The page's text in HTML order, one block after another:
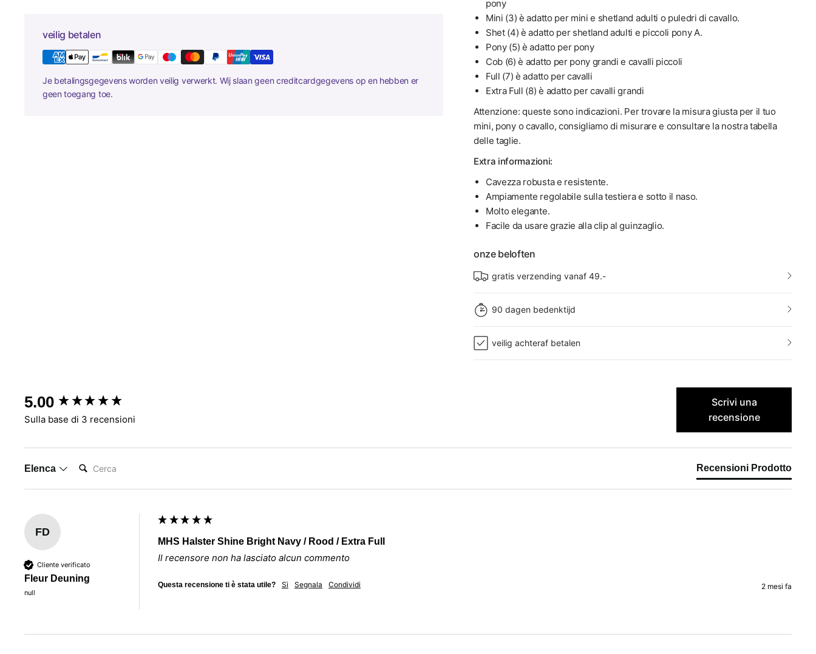
pony
Mini (3) è adatto per mini e shetland adulti o puledri di cavallo.
Shet (4) è adatto per shetland adulti e piccoli pony A.
Pony (5) è adatto per pony
Cob (6) è adatto per pony grandi e cavalli piccoli
Full (7) è adatto per cavalli
Extra Full (8) è adatto per cavalli grandi
Attenzione: queste sono indicazioni. Per trovare la misura giusta per il tuo
mini, pony o cavallo, consigliamo di misurare e consultare la nostra tabella
delle taglie.
Extra informazioni:
Cavezza robusta e resistente.
Ampiamente regolabile sulla testiera e sotto il naso.
Molto elegante.
Facile da usare grazie alla clip al guinzaglio.
onze beloften
gratis verzending vanaf 49.-
90 dagen bedenktijd
veilig achteraf betalen
veilig betalen
Je betalingsgegevens worden veilig verwerkt. Wij slaan geen creditcardgegevens op en hebben er
geen toegang toe.
5.00
Sulla base di 3 recensioni
Scrivi una
recensione
Elenca
Cerca:
Recensioni Prodotto
FD
Cliente verificato
Fleur Deuning
null
MHS Halster Shine Bright Navy / Rood / Extra Full
Il recensore non ha lasciato alcun commento
Questa recensione ti è stata utile? Sì Segnala Condividi 2 mesi fa
New content loaded